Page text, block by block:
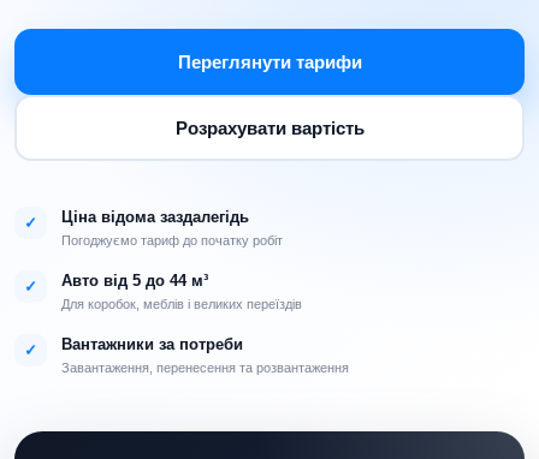
Переглянути тарифи
Розрахувати вартість
✓ Ціна відома заздалегідь
Погоджуємо тариф до початку робіт
✓ Авто від 5 до 44 м³
Для коробок, меблів і великих переїздів
✓ Вантажники за потреби
Завантаження, перенесення та розвантаження